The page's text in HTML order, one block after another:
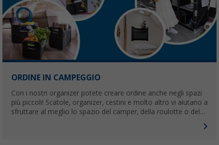
ORDINE IN CAMPEGGIO
Con i nostri organizer potete creare ordine anche negli spazi
più piccoli! Scatole, organizer, cestini e molto altro vi aiutano a
sfruttare al meglio lo spazio del camper, della roulotte o del